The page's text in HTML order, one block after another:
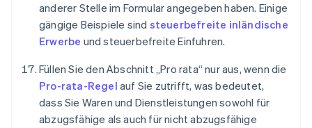
anderer Stelle im Formular angegeben haben. Einige
gängige Beispiele sind steuerbefreite inländische
Erwerbe und steuerbefreite Einfuhren.
Füllen Sie den Abschnitt „Pro rata“ nur aus, wenn die
Pro-rata-Regel auf Sie zutrifft, was bedeutet,
dass Sie Waren und Dienstleistungen sowohl für
abzugsfähige als auch für nicht abzugsfähige